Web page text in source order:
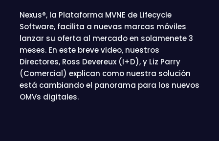
Nexus®, la Plataforma MVNE de Lifecycle
Software, facilita a nuevas marcas móviles
lanzar su oferta al mercado en solamenete3
meses. En este breve video, nuestros
Directores, Ross Devereux (I+D), y Liz Parry
(Comercial) explican como nuestra solución
está cambiando el panorama para los nuevos
OMVs digitales.